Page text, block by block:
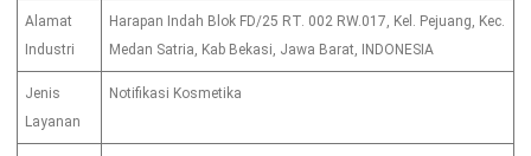
Alamat
Industri
Harapan Indah Blok FD/25 RT. 002 RW.017, Kel. Pejuang, Kec.
Medan Satria, Kab Bekasi, Jawa Barat, INDONESIA
Jenis
Layanan
Notifikasi Kosmetika